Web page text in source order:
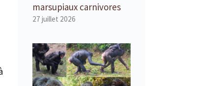
marsupiaux carnivores
27 juillet 2026